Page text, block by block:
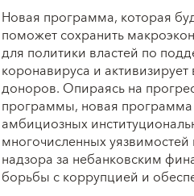
Новая программа, которая
поможет сохранить
для политики властей по
коронавируса и
доноров. Опираясь на
программы, новая
амбициозных
многочисленных
надзора за небанковским
борьбы с коррупцией и